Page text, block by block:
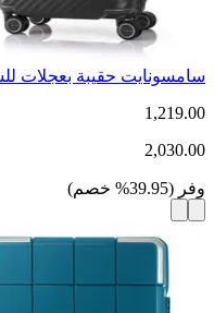
سامسونايت حقيبة بعجلات
1,219.00
2,030.00
وفر (
39.95
% خصم)